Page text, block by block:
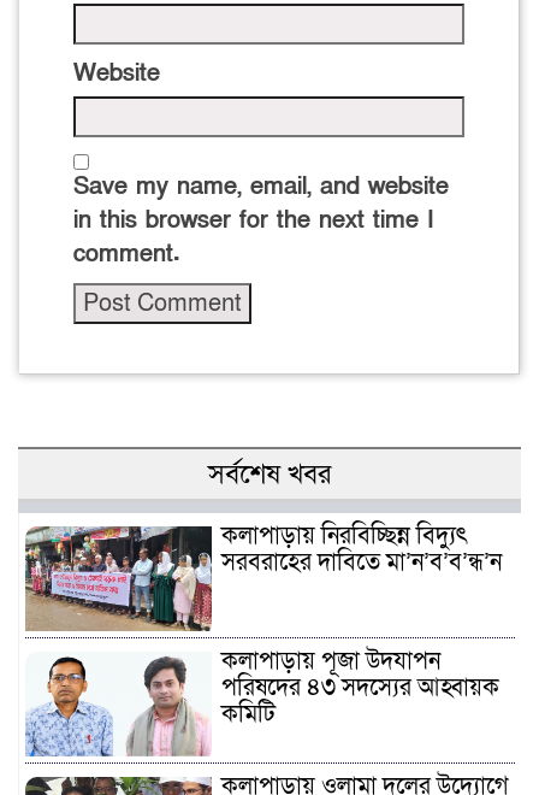
Website
Save my name, email, and website
in this browser for the next time I
comment.
সর্বশেষ খবর
কলাপাড়ায় নিরবিচ্ছিন্ন বিদ্যুৎ
সরবরাহের দাবিতে মা’ন’ব’ব’ন্ধ’ন
কলাপাড়ায় পূজা উদযাপন
পরিষদের ৪৩ সদস্যের আহ্বায়ক
কমিটি
কলাপাড়ায় ওলামা দলের উদ্যোগে